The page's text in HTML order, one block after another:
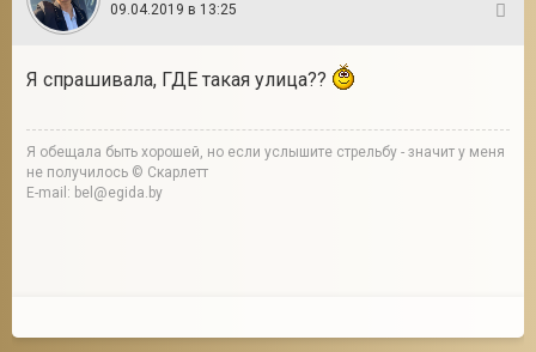
09.04.2019 в 13:25
Я спрашивала, ГДЕ такая улица??
Я обещала быть хорошей, но если услышите стрельбу - значит у меня
не получилось © Скарлетт
E-mail: bel@egida.by